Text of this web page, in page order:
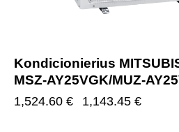
Kondicionierius
MSZ-AY25VGK/MUZ-
1,524.60 € 1,143.45 €